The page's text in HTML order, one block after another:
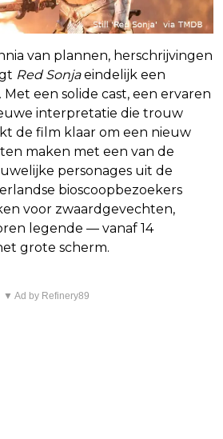
van plannen, herschrijvingen
Red Sonjaeindelijk een
een solide cast, een ervaren
interpretatie die trouw
de film klaar om een nieuw
maken met een van de
personages uit de
bioscoopbezoekers
voor zwaardgevechten,
legende — vanaf 14
grote scherm.
▼ Ad by Refinery89